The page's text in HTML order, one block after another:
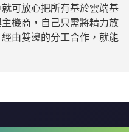
可放心把所有基於雲端基
機商，自己只需將精力放
由雙邊的分工合作，就能